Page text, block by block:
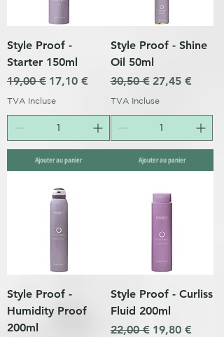
Style Proof -
Starter 150ml
Prix original
19,00 € Prix promotionnel
17,10 €
TVA Incluse
Ajouter au panier
Style Proof - Shine
Oil 50ml
Prix original
30,50 € Prix
27,45 €
TVA Incluse
Ajouter au panier
Style Proof -
Humidity Proof
200ml
Style Proof - Curliss
Fluid 200ml
Prix original
22,00 € Prix
19,80 €